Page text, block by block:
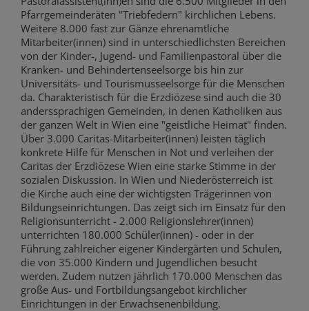
Pfarrgemeinderäten "Triebfedern" kirchlichen Lebens.
Weitere 8.000 fast zur Gänze ehrenamtliche
Mitarbeiter(innen) sind in unterschiedlichsten Bereichen
von der Kinder-, Jugend- und Familienpastoral über die
Kranken- und Behindertenseelsorge bis hin zur
Universitäts- und Tourismusseelsorge für die Menschen
da. Charakteristisch für die Erzdiözese sind auch die 30
anderssprachigen Gemeinden, in denen Katholiken aus
der ganzen Welt in Wien eine "geistliche Heimat" finden.
Über 3.000 Caritas-Mitarbeiter(innen) leisten täglich
konkrete Hilfe für Menschen in Not und verleihen der
Caritas der Erzdiözese Wien eine starke Stimme in der
sozialen Diskussion. In Wien und Niederösterreich ist
die Kirche auch eine der wichtigsten Trägerinnen von
Bildungseinrichtungen. Das zeigt sich im Einsatz für den
Religionsunterricht - 2.000 Religionslehrer(innen)
unterrichten 180.000 Schüler(innen) - oder in der
Führung zahlreicher eigener Kindergärten und Schulen,
die von 35.000 Kindern und Jugendlichen besucht
werden. Zudem nutzen jährlich 170.000 Menschen das
große Aus- und Fortbildungsangebot kirchlicher
Einrichtungen in der Erwachsenenbildung.